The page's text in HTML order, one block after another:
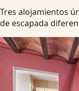
Tres alojamientos
de escapada